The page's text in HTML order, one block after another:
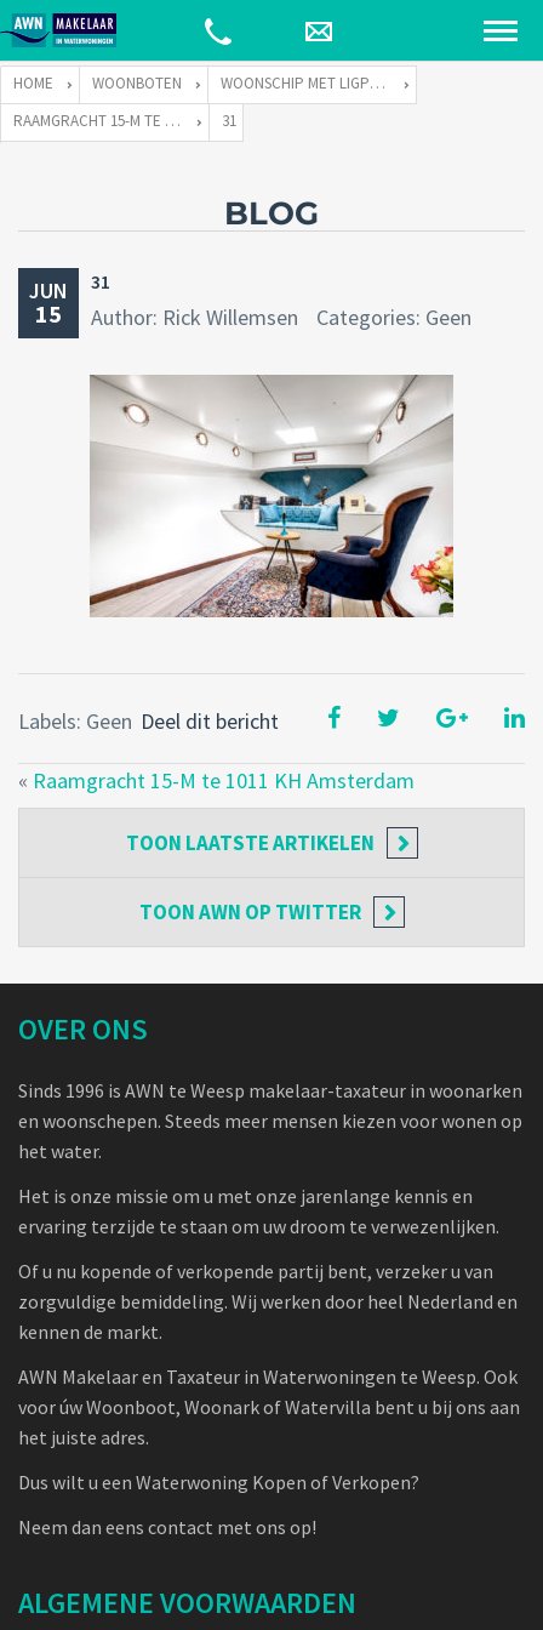
HOME WOONBOTEN
WOONSCHIP MET LIGPLAATS
RAAMGRACHT 15-M TE 1011 KH AMSTERDAM
31
BLOG
JUN
15
31
Author: Rick Willemsen Categories: Geen
Deel dit bericht
Labels: Geen
« Raamgracht 15-M te 1011 KH Amsterdam
TOON LAATSTE ARTIKELEN
TOONAWN OP TWITTER
OVER ONS
Sinds 1996 is AWN te Weesp makelaar-taxateur in woonarken
en woonschepen. Steeds meer mensen kiezen voor wonen op
het water.
Het is onze missie om u met onze jarenlange kennis en
ervaring terzijde te staan om uw droom te verwezenlijken.
Of u nu kopende of verkopende partij bent, verzeker u van
zorgvuldige bemiddeling. Wij werken door heel Nederland en
kennen de markt.
AWN Makelaar en Taxateur in Waterwoningen te Weesp. Ook
voor úw Woonboot, Woonark of Watervilla bent u bij ons aan
het juiste adres.
Dus wilt u een Waterwoning Kopen of Verkopen?
Neem dan eens contact met ons op!
ALGEMENE VOORWAARDEN